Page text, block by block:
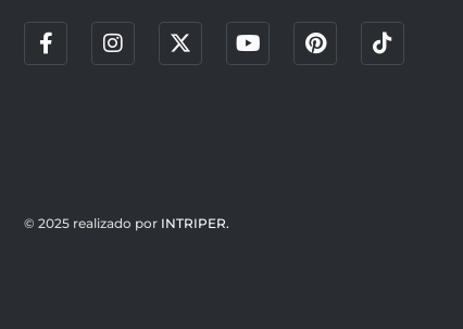
© 2025 realizado por INTRIPER.